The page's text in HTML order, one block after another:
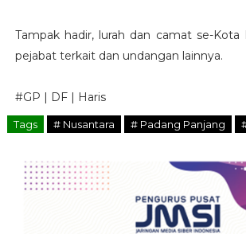
Tampak hadir, lurah dan camat se-Kota
pejabat terkait dan undangan lainnya.
#GP | DF | Haris
Tags # Nusantara # Padang Panjang